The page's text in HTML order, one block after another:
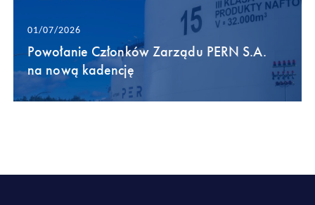
01/07/2026
Powołanie Członków Zarządu PERN S.A.
na nową kadencję